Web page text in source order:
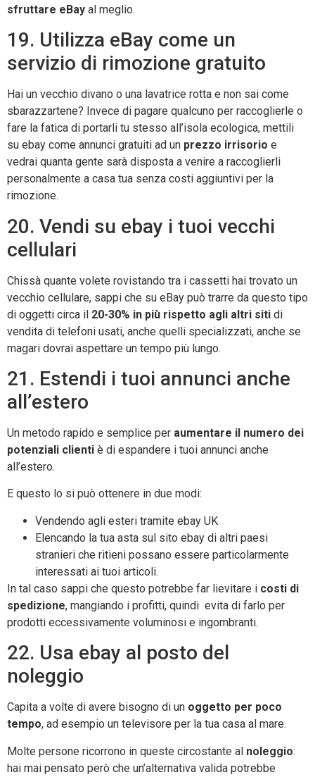
sfruttare eBay al meglio.
19. Utilizza eBay come un
servizio di rimozione gratuito
Hai un vecchio divano o una lavatrice rotta e non sai come
sbarazzartene? Invece di pagare qualcuno per raccoglierle o
fare la fatica di portarli tu stesso all’isola ecologica, mettili
su ebay come annunci gratuiti ad un prezzo irrisorio e
vedrai quanta gente sarà disposta a venire a raccoglierli
personalmente a casa tua senza costi aggiuntivi per la
rimozione.
20. Vendi su ebay i tuoi vecchi
cellulari
Chissà quante volete rovistando tra i cassetti hai trovato un
vecchio cellulare, sappi che su eBay può trarre da questo tipo
di oggetti circa il 20-30% in più rispetto agli altri siti di
vendita di telefoni usati, anche quelli specializzati, anche se
magari dovrai aspettare un tempo più lungo.
21. Estendi i tuoi annunci anche
all’estero
Un metodo rapido e semplice per aumentare il numero dei
potenziali clienti è di espandere i tuoi annunci anche
all’estero.
E questo lo si può ottenere in due modi:
Vendendo agli esteri tramite ebay UK
Elencando la tua asta sul sito ebay di altri paesi
stranieri che ritieni possano essere particolarmente
interessati ai tuoi articoli.
In tal caso sappi che questo potrebbe far lievitare i costi di
spedizione, mangiando i profitti, quindi evita di farlo per
prodotti eccessivamente voluminosi e ingombranti.
22. Usa ebay al posto del
noleggio
Capita a volte di avere bisogno di un oggetto per poco
tempo, ad esempio un televisore per la tua casa al mare.
Molte persone ricorrono in queste circostante al noleggio:
hai mai pensato però che un’alternativa valida potrebbe